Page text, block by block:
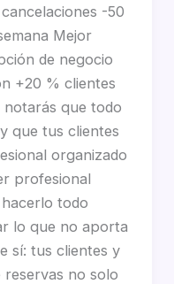
-50
Mejor
de negocio
+20 % clientes
notarás que todo
que tus clientes
organizado
profesional
todo
lo que no aporta
sí: tus clientes y
no solo